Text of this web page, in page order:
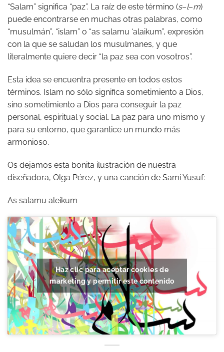
“Salam” significa “paz”. La raíz de este término (s–l­–m)
puede encontrarse en muchas otras palabras, como
“musulmán”, “islam” o “as salamu ‘alaikum”, expresión
con la que se saludan los musulmanes, y que
literalmente quiere decir “la paz sea con vosotros”.
Esta idea se encuentra presente en todos estos
términos. Islam no sólo significa sometimiento a Dios,
sino sometimiento a Dios para conseguir la paz
personal, espiritual y social. La paz para uno mismo y
para su entorno, que garantice un mundo más
armonioso.
Os dejamos esta bonita ilustración de nuestra
diseñadora, Olga Pérez, y una canción de Sami Yusuf:
As salamu aleikum
Haz clic para aceptar cookies de
marketing y permitir este contenido